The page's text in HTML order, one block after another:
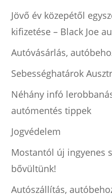
Jövő év közepétől
kifizetése – Black Joe
Autóvásárlás,
Sebességhatárok
Néhány infó
autómentés tippek
Jogvédelem
Mostantól új ingyenes
bővültünk!
Autószállítás,